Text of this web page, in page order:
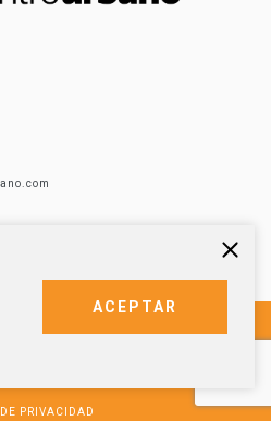
PRIVACIDAD
ACEPTAR